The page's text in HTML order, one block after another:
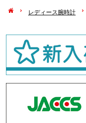
レディース腕時計